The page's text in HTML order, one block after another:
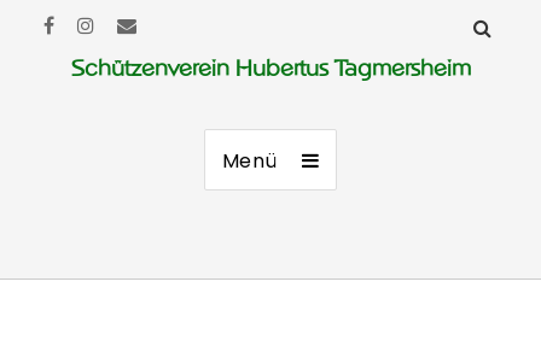
Schützenverein Hubertus Tagmersheim
Menü